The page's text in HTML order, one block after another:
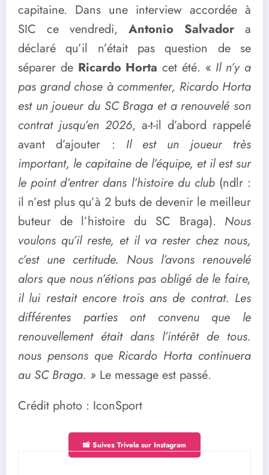
capitaine. Dans une interview accordée à
SIC ce vendredi, Antonio Salvador a
déclaré qu’il n’était pas question de se
séparer de Ricardo Horta cet été. « Il n’y a
pas grand chose à commenter, Ricardo Horta
est un joueur du SC Braga et a renouvelé son
contrat jusqu’en 2026, a-t-il d’abord rappelé
avant d’ajouter : Il est un joueur très
important, le capitaine de l’équipe, et il est sur
le point d’entrer dans l’histoire du club(ndlr :
il n’est plus qu’à 2 buts de devenir le meilleur
buteur de l’histoire du SC Braga). Nous
voulons qu’il reste, et il va rester chez nous,
c’est une certitude. Nous l’avons renouvelé
alors que nous n’étions pas obligé de le faire,
il lui restait encore trois ans de contrat. Les
différentes parties ont convenu que le
renouvellement était dans l’intérêt de tous.
nous pensons que Ricardo Horta continuera
au SC Braga. » Le message est passé.
Crédit photo : IconSport
📸 Suivez Trivela sur Instagram